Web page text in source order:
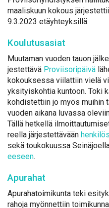
maa­lis­kuun ko­kous
9.3.2023 etäyh­teyk­sil­lä.
Kou­lu­tus­asiat
Muu­ta­man vuo­den tauon
jes­tet­tä­vä Pro­vii­so­ri­päi­vä
ko­kouk­ses­sa vii­lat­tiin vie­lä
yk­si­tyis­koh­tia kun­toon. To­ki
koh­dis­tet­tiin jo myös mui­hin
vuo­den ai­ka­na lu­vas­sa
Täl­lä het­kel­lä
reel­la jär­jes­tet­tä­vään
se­kä tou­ko­kuus­sa
ee­seen.
Apu­ra­hat
Apu­ra­ha­toi­mi­kun­ta te­ki
ra­ho­ja myön­net­tiin